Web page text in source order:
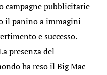
campagne pubblicitarie
il panino a immagini
e successo.
presenza del
ha reso il Big Mac